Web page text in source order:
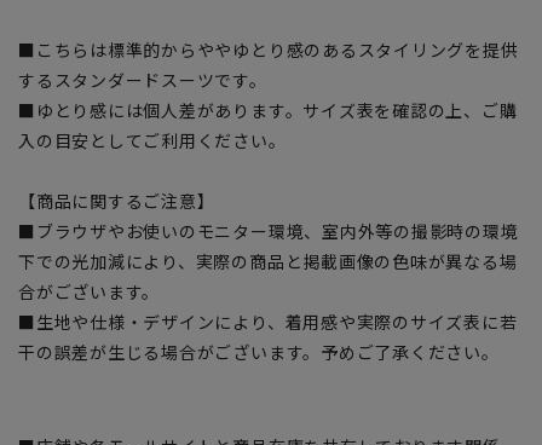
■こちらは標準的からややゆとり感のあるスタイリングを提供
するスタンダードスーツです。
■ゆとり感には個人差があります。サイズ表を確認の上、ご購
入の目安としてご利用ください。
【商品に関するご注意】
■ブラウザやお使いのモニター環境、室内外等の撮影時の環境
下での光加減により、実際の商品と掲載画像の色味が異なる場
合がございます。
■生地や仕様・デザインにより、着用感や実際のサイズ表に若
干の誤差が生じる場合がございます。予めご了承ください。